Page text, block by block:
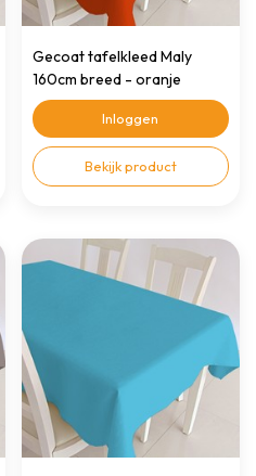
Gecoat tafelkleed Maly
160cm breed - oranje
Inloggen
Bekijk product